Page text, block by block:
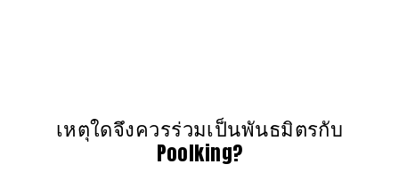
เหตุใดจึงควรร่วมเป็นพันธมิตรกับ
Poolking?